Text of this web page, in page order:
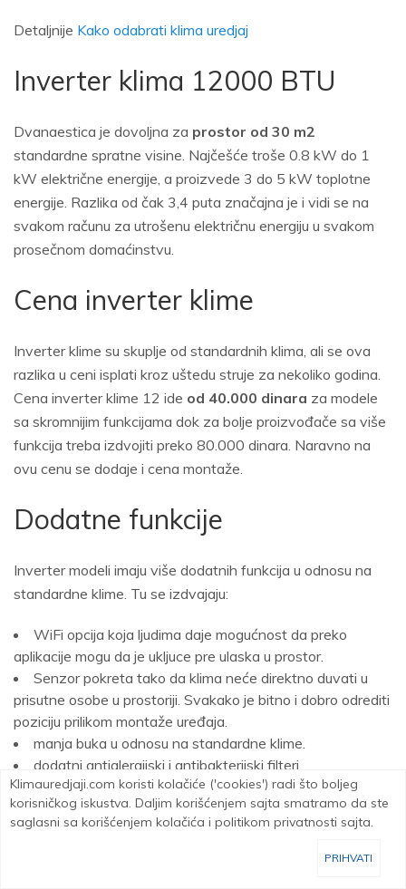
Detaljnije Kako odabrati klima uredjaj
Inverter klima 12000 BTU
Dvanaestica je dovoljna za prostor od 30 m2
standardne spratne visine. Najčešće troše 0.8 kW do 1
kW električne energije, a proizvede 3 do 5 kW toplotne
energije. Razlika od čak 3,4 puta značajna je i vidi se na
svakom računu za utrošenu električnu energiju u svakom
prosečnom domaćinstvu.
Cena inverter klime
Inverter klime su skuplje od standardnih klima, ali se ova
razlika u ceni isplati kroz uštedu struje za nekoliko godina.
Cena inverter klime 12 ide od 40.000 dinara za modele
sa skromnijim funkcijama dok za bolje proizvođače sa više
funkcija treba izdvojiti preko 80.000 dinara. Naravno na
ovu cenu se dodaje i cena montaže.
Dodatne funkcije
Inverter modeli imaju više dodatnih funkcija u odnosu na
standardne klime. Tu se izdvajaju:
WiFi opcija koja ljudima daje mogućnost da preko
aplikacije mogu da je ukljuce pre ulaska u prostor.
Senzor pokreta tako da klima neće direktno duvati u
prisutne osobe u prostoriji. Svakako je bitno i dobro odrediti
poziciju prilikom montaže uređaja.
manja buka u odnosu na standardne klime.
dodatni antialergijski i antibakterijski filteri.
nedeljni timer, sleep mode itd.
Kao rezultat svih navedenih osobina i dodatnih funkcija
dobijamo da inverter klime imaju duži vek trajanja
Klimauredjaji.com koristi kolačiće ('cookies') radi što boljeg
korisničkog iskustva. Daljim korišćenjem sajta smatramo da ste
saglasni sa korišćenjem kolačića i politikom privatnosti sajta.
PRIHVATI